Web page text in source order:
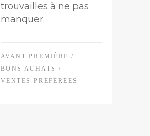
trouvailles à ne pas
manquer.
AVANT-PREMIÈRE /
BONS ACHATS
/
VENTES PRÉFÉRÉES